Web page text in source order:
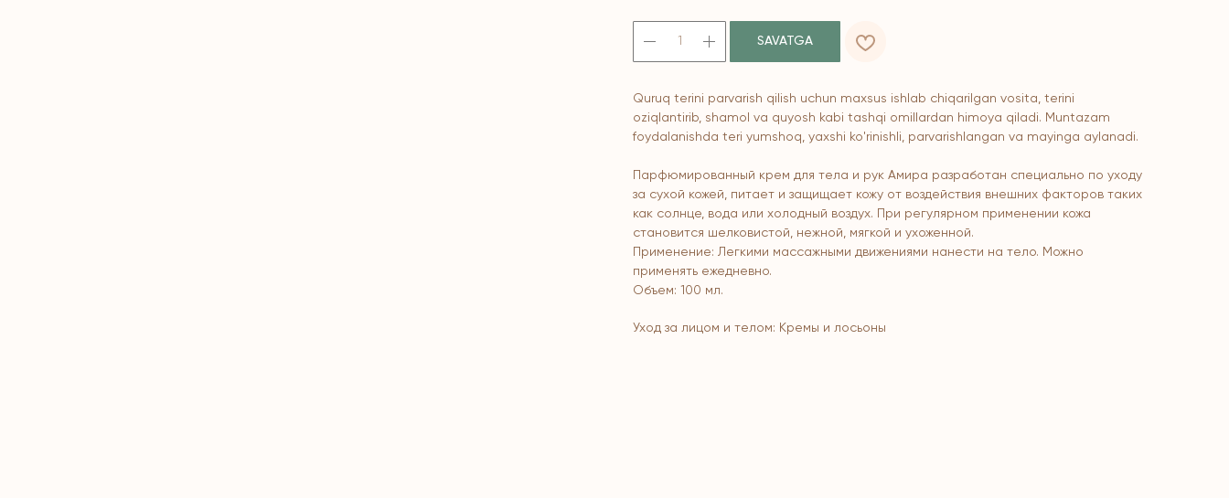
SAVATGA
Quruq terini parvarish qilish uchun maxsus ishlab chiqarilgan vosita, terini
oziqlantirib, shamol va quyosh kabi tashqi omillardan himoya qiladi. Muntazam
foydalanishda teri yumshoq, yaxshi ko'rinishli, parvarishlangan va mayinga aylanadi.
Парфюмированный крем для тела и рук Амира разработан специально по уходу
за сухой кожей, питает и защищает кожу от воздействия внешних факторов таких
как солнце, вода или холодный воздух. При регулярном применении кожа
становится шелковистой, нежной, мягкой и ухоженной.
Применение: Легкими массажными движениями нанести на тело. Можно
применять ежедневно.
Объем: 100 мл.
Уход за лицом и телом: Кремы и лосьоны